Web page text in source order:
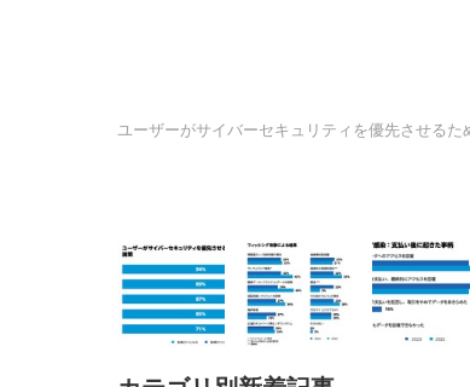
ユーザーがサイバーセキュリティを優先させるた